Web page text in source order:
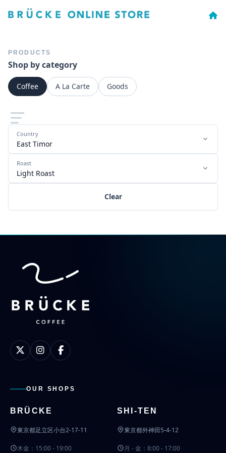
PRODUCTS
Shop by category
Coffee A La Carte Goods
Country
East Timor
Roast
Light Roast
Clear
OUR SHOPS
BRÜCKE
東京都足立区小台2-17-11
木金：15:00 - 19:00
SHI-TEN
東京都外神田5-4-12
月 - 金：8:00 - 17:00